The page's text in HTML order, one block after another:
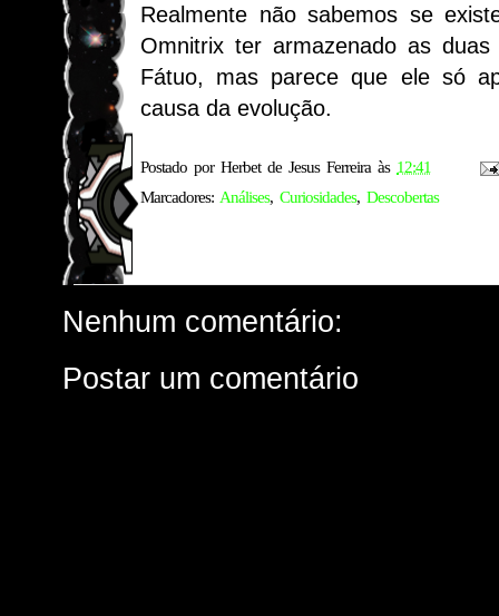
Realmente não sabemos se
Omnitrix ter armazenado as
Fátuo, mas parece que ele só
causa da evolução.
Postado por Herbet de Jesus Ferreira às 12:41
Marcadores: Análises, Curiosidades, Descobertas
Nenhum comentário:
Postar um comentário